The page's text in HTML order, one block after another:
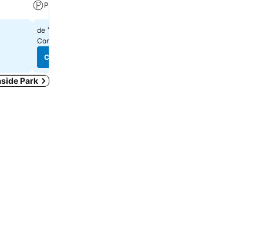
Parking
de 110 $
Consulter les prix de
Consulter les prix
Park